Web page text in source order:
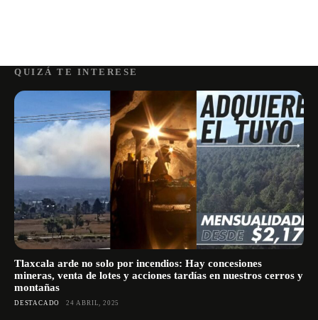
QUIZÁ TE INTERESE
Tlaxcala arde no solo por incendios: Hay concesiones
mineras, venta de lotes y acciones tardías en nuestros cerros y
montañas
DESTACADO 24 ABRIL, 2025